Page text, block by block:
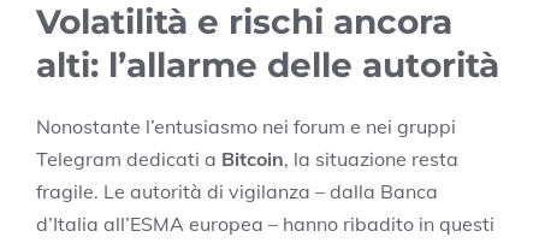
Volatilità e rischi ancora
alti: l’allarme delle autorità
Nonostante l’entusiasmo nei forum e nei gruppi
Telegram dedicati a Bitcoin, la situazione resta
fragile. Le autorità di vigilanza – dalla Banca
d’Italia all’ESMA europea – hanno ribadito in questi